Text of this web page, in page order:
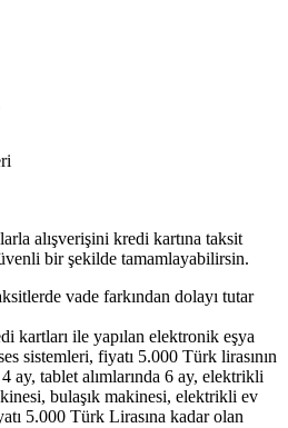
alışverişini kredi kartına taksit
bir şekilde tamamlayabilirsin.
vade farkından dolayı tutar
kartları ile yapılan elektronik eşya
sistemleri, fiyatı 5.000 Türk lirasının
ay, tablet alımlarında 6 ay, elektrikli
bulaşık makinesi, elektrikli ev
5.000 Türk Lirasına kadar olan